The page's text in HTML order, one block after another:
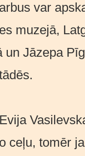
var
muzejā,
un Jāzepa
ceļu, tomēr